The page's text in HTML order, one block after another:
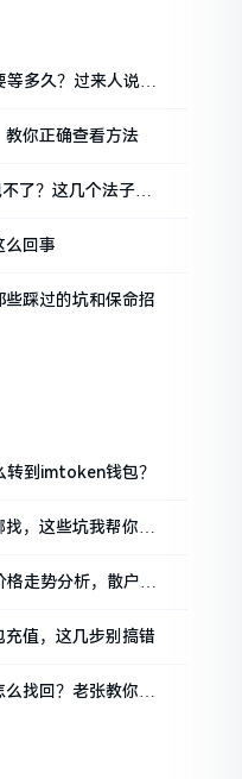
多久？过来人说说
你正确查看方法
了？这几个法子能
回事
踩过的坑和保命招
转到imtoken钱包？
，这些坑我帮你趟
格走势分析，散户如
值，这几步别搞错
找回？老张教你几